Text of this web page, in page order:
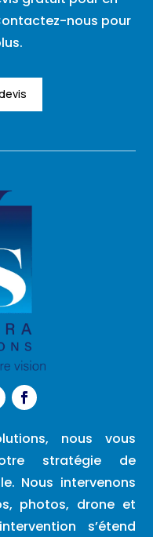
nous pour
nous vous
stratégie de
Nous intervenons
photos, drone et
s’étend